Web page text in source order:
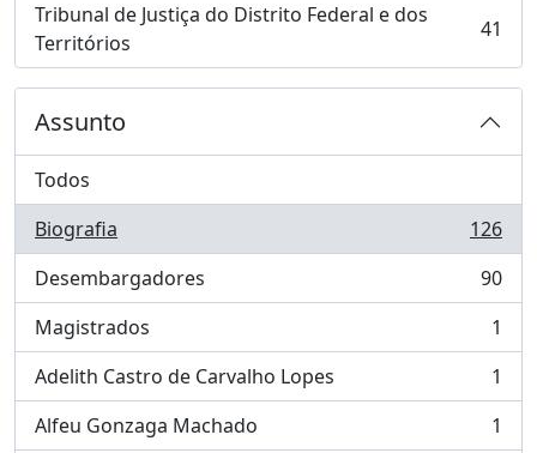
Tribunal de Justiça do Distrito Federal e dos
Territórios
, 41 resultados 41
Assunto
Todos
Biografia
, 126 resultados
126
Desembargadores
, 90 resultados
90
Magistrados
, 1 resultados
1
Adelith Castro de Carvalho Lopes
, 1 resultados
1
Alfeu Gonzaga Machado
, 1 resultados
1